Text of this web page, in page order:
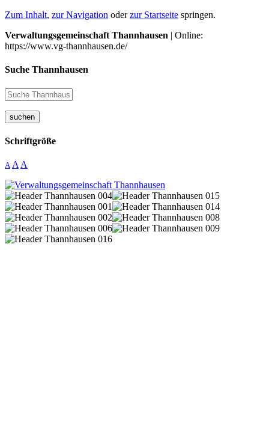
Zum Inhalt, zur Navigation oderzur Startseite springen.
Verwaltungsgemeinschaft Thannhausen | Online:
https://www.vg-thannhausen.de/
Suche Thannhausen
suchen
Schriftgröße
A A A